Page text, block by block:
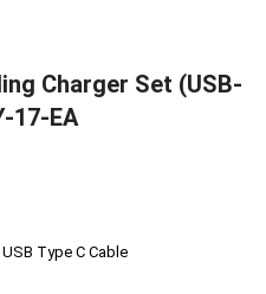
Charger Set (USB-
17-EA
Type C Cable